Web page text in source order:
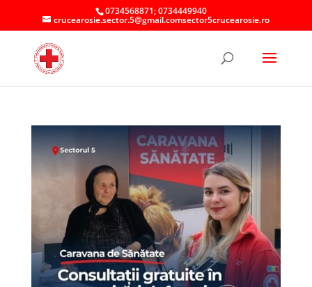
0734568871; 0734449940
crucearosie.sector.5@gmail.comsector5crucearosie.ro